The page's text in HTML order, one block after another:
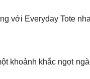
với Everyday Tote nha
khoảnh khắc ngọt